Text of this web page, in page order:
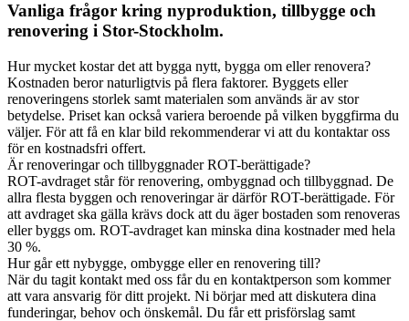
Vanliga frågor kring nyproduktion, tillbygge och
renovering i Stor-Stockholm.
Hur mycket kostar det att bygga nytt, bygga om eller renovera?
Kostnaden beror naturligtvis på flera faktorer. Byggets eller
renoveringens storlek samt materialen som används är av stor
betydelse. Priset kan också variera beroende på vilken byggfirma du
väljer. För att få en klar bild rekommenderar vi att du kontaktar oss
för en kostnadsfri offert.
Är renoveringar och tillbyggnader ROT-berättigade?
ROT-avdraget står för renovering, ombyggnad och tillbyggnad. De
allra flesta byggen och renoveringar är därför ROT-berättigade. För
att avdraget ska gälla krävs dock att du äger bostaden som renoveras
eller byggs om. ROT-avdraget kan minska dina kostnader med hela
30 %.
Hur går ett nybygge, ombygge eller en renovering till?
När du tagit kontakt med oss får du en kontaktperson som kommer
att vara ansvarig för ditt projekt. Ni börjar med att diskutera dina
funderingar, behov och önskemål. Du får ett prisförslag samt